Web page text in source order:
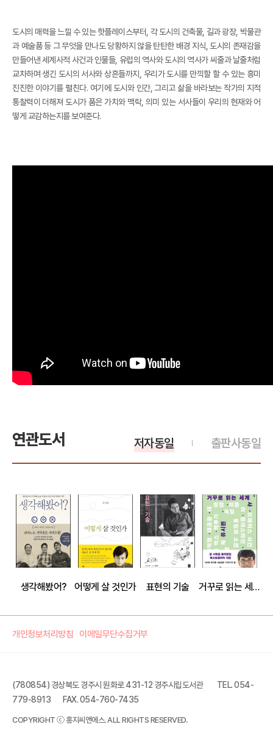
도시의 매력을 느낄 수 있는 핫플레이스부터, 각 도시의 건축물, 길과 광장, 박물관
과 예술품 등 그 무엇을 만나도 당황하지 않을 탄탄한 배경 지식, 도시의 존재감을
만들어낸 세계사적 사건과 인물들, 유럽의 역사와 도시의 역사가 씨줄과 날줄처럼
교차하며 생긴 도시의 서사와 상흔들까지, 우리가 도시를 만끽할 할 수 있는 흥미
진진한 이야기를 펼친다. 여기에 도시와 인간, 그리고 삶을 바라보는 작가의 지적
통찰력이 더해져 도시가 품은 가치와 맥락, 의미 있는 서사들이 우리의 현재와 어
떻게 교감하는지를 보여준다.
연관도서 출판사동일
저자동일
생각해봤어? 어떻게 살 것인가 표현의 기술 거꾸로 읽는 세계사
개인정보처리방침 이메일무단수집거부
(780854) 경상북도 경주시 원화로 431-12 경주시립도서관
TEL. 054-
779-8913
FAX. 054-760-7435
COPYRIGHT ⓒ 홍지씨앤에스. ALL RIGHTS RESERVED.